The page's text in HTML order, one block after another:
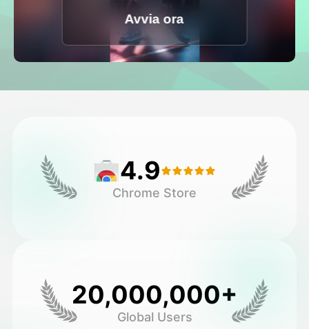
Video di Avatar
▼
Altri strumenti
Avvia ora
4.9
Chrome Store
20,000,000+
Global Users